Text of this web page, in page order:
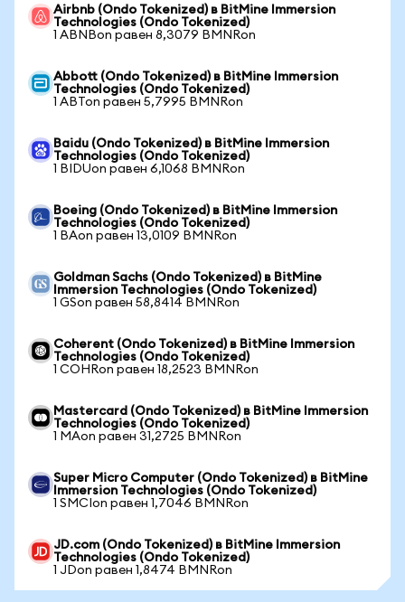
Airbnb (Ondo Tokenized) в BitMine Immersion
Technologies (Ondo Tokenized)
1 ABNBon равен 8,3079 BMNRon
Abbott (Ondo Tokenized) в BitMine Immersion
Technologies (Ondo Tokenized)
1 ABTon равен 5,7995 BMNRon
Baidu (Ondo Tokenized) в BitMine Immersion
Technologies (Ondo Tokenized)
1 BIDUon равен 6,1068 BMNRon
Boeing (Ondo Tokenized) в BitMine Immersion
Technologies (Ondo Tokenized)
1 BAon равен 13,0109 BMNRon
Goldman Sachs (Ondo Tokenized) в BitMine
Immersion Technologies (Ondo Tokenized)
1 GSon равен 58,8414 BMNRon
Coherent (Ondo Tokenized) в BitMine Immersion
Technologies (Ondo Tokenized)
1 COHRon равен 18,2523 BMNRon
Mastercard (Ondo Tokenized) в BitMine Immersion
Technologies (Ondo Tokenized)
1 MAon равен 31,2725 BMNRon
Super Micro Computer (Ondo Tokenized) в BitMine
Immersion Technologies (Ondo Tokenized)
1 SMCIon равен 1,7046 BMNRon
JD.com (Ondo Tokenized) в BitMine Immersion
Technologies (Ondo Tokenized)
1 JDon равен 1,8474 BMNRon